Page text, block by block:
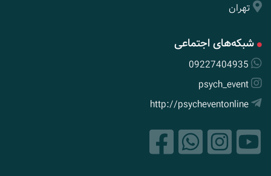
تهران
شبکه‌های اجتماعی
09227404935
psych_event
http://psycheventonline